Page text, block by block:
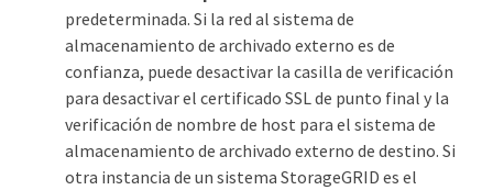
predeterminada. Si la red al sistema de
almacenamiento de archivado externo es de
confianza, puede desactivar la casilla de verificación
para desactivar el certificado SSL de punto final y la
verificación de nombre de host para el sistema de
almacenamiento de archivado externo de destino. Si
otra instancia de un sistema StorageGRID es el